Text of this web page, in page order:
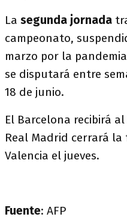
La segunda jornada
campeonato,
marzo por la
se disputará entre
18 de junio.
El Barcelona recibirá
Real Madrid cerrará
Valencia el jueves.
Fuente: AFP